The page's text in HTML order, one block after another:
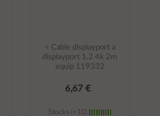
÷ Cable displayport a
displayport 1.2 4k 2m
equip 119332
6,67 €
Stocks (+10)